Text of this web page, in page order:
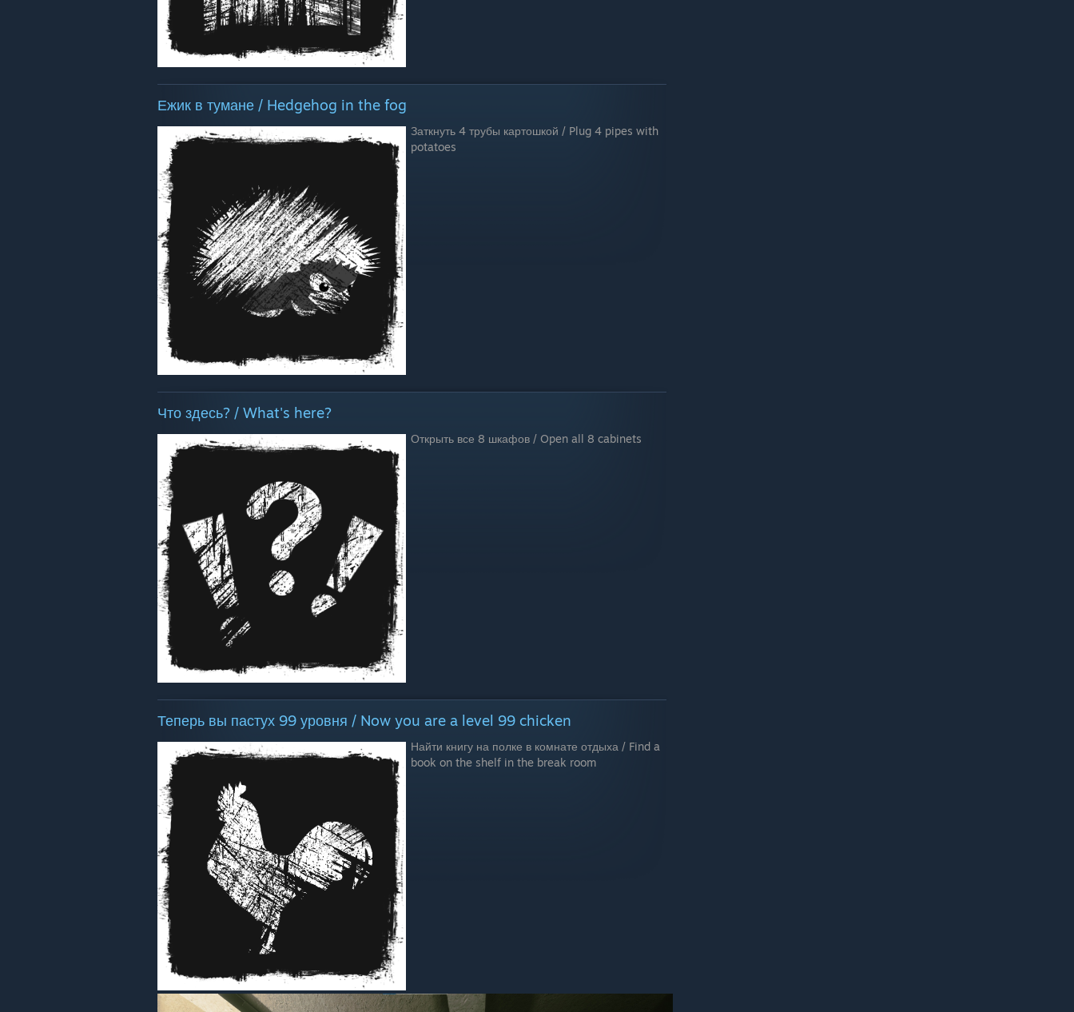
Ежик в тумане / Hedgehog in the fog
Заткнуть 4 трубы картошкой / Plug 4 pipes with
potatoes
Что здесь? / What's here?
Открыть все 8 шкафов / Open all 8 cabinets
Теперь вы пастух 99 уровня / Now you are a level 99 chicken
Найти книгу на полке в комнате отдыха / Find a
book on the shelf in the break room